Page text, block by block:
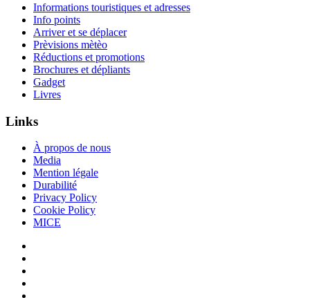
Informations touristiques et adresses
Info points
Arriver et se déplacer
Prèvisions mètèo
Réductions et promotions
Brochures et dépliants
Gadget
Livres
Links
À propos de nous
Media
Mention légale
Durabilité
Privacy Policy
Cookie Policy
MICE